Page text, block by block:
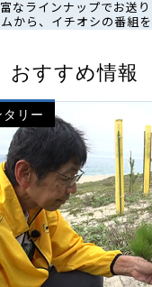
おすすめ情報
リー